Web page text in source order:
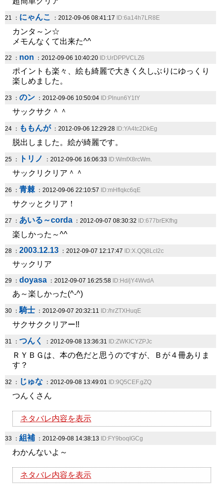
21 ： にゃんこ ：2012-09-06 08:41:17 ID:6a14h7LR8E
カンタ～ン☆
メモんなくて出来た^^
22 ： non ：2012-09-06 10:40:20 ID:UrDPPVCLZ6
ポイントも楽々、絵も綺麗で大きく久しぶりにゆっくり
楽しめました。
23 ： のン ：2012-09-06 10:50:04 ID:Plnun6Y1tY
サックサク＾＾
24 ： ももんが：2012-09-06 12:29:28 ID:YA4tc2DkEg
脱出しました。絵が綺麗です。
25 ： トリノ ：2012-09-06 16:06:33 ID:WmfX8rcWm.
サックリクリア＾＾
26 ： 青棘：2012-09-06 22:10:57 ID:mHflqkc6qE
サクッとクリア！
27 ： あいる～corda ：2012-09-07 08:30:32 ID:677brEKfhg
楽しかった～^^
28 ： 2003.12.13 ：2012-09-07 12:17:47 ID:X.QQ8LcI2c
サックリア
29 ： doyasa ：2012-09-07 16:25:58 ID:Hd/jY4WvdA
あ～楽しかった(^-^)
30 ：騎士 ：2012-09-07 20:32:11 ID:/hrZTXHuqE
サクサククリアー!!
31 ： つんく ：2012-09-08 13:36:31 ID:ZWKICYZPJc
ＲＹＢＧは、本の色だと思うのですが、Ｂが４冊ありま
す？
32 ： じゅな ：2012-09-08 13:49:01 ID:9Q5CEF.gZQ
つんくさん
ネタバレ内容を表示
33 ： 組補 ：2012-09-08 14:38:13 ID:FY9boqIGCg
わかんないよ～
ネタバレ内容を表示